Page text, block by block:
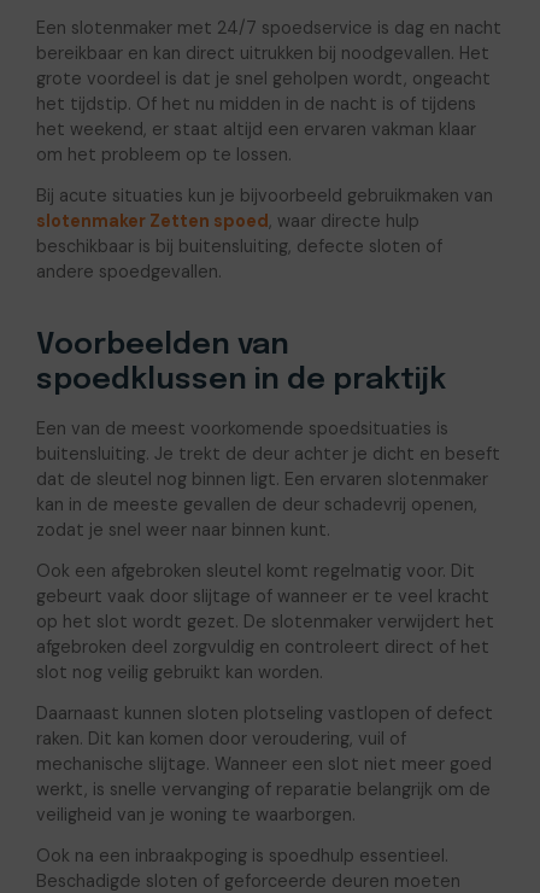
Een slotenmaker met 24/7 spoedservice is dag en nacht
bereikbaar en kan direct uitrukken bij noodgevallen. Het
grote voordeel is dat je snel geholpen wordt, ongeacht
het tijdstip. Of het nu midden in de nacht is of tijdens
het weekend, er staat altijd een ervaren vakman klaar
om het probleem op te lossen.
Bij acute situaties kun je bijvoorbeeld gebruikmaken van
slotenmaker Zetten spoed, waar directe hulp
beschikbaar is bij buitensluiting, defecte sloten of
andere spoedgevallen.
Voorbeelden van
spoedklussen in de praktijk
Een van de meest voorkomende spoedsituaties is
buitensluiting. Je trekt de deur achter je dicht en beseft
dat de sleutel nog binnen ligt. Een ervaren slotenmaker
kan in de meeste gevallen de deur schadevrij openen,
zodat je snel weer naar binnen kunt.
Ook een afgebroken sleutel komt regelmatig voor. Dit
gebeurt vaak door slijtage of wanneer er te veel kracht
op het slot wordt gezet. De slotenmaker verwijdert het
afgebroken deel zorgvuldig en controleert direct of het
slot nog veilig gebruikt kan worden.
Daarnaast kunnen sloten plotseling vastlopen of defect
raken. Dit kan komen door veroudering, vuil of
mechanische slijtage. Wanneer een slot niet meer goed
werkt, is snelle vervanging of reparatie belangrijk om de
veiligheid van je woning te waarborgen.
Ook na een inbraakpoging is spoedhulp essentieel.
Beschadigde sloten of geforceerde deuren moeten